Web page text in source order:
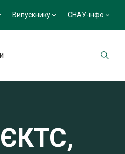
Випускнику СНАУ-інфо